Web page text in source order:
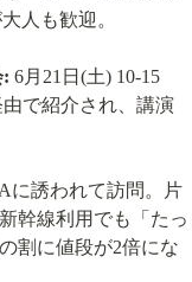
人も歓迎。
: 6月21日(土) 10-15
由で紹介され、講演
に誘われて訪問。片
幹線利用でも「たっ
割に値段が2倍にな